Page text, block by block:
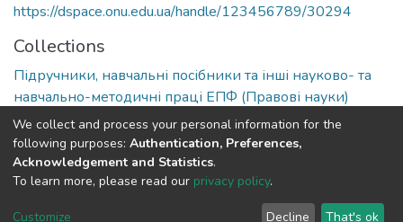
https://dspace.onu.edu.ua/handle/123456789/30294
Collections
Підручники, навчальні посібники та інші науково- та
навчально-методичні праці ЕПФ (Правові науки)
Full item page
DSpace software copyright © 2009-2026
Cookie End User Send
We collect and process your personal information for the
following purposes: Authentication, Preferences,
Acknowledgement and Statistics.
To learn more, please read our privacy policy.
Customize Decline That's ok